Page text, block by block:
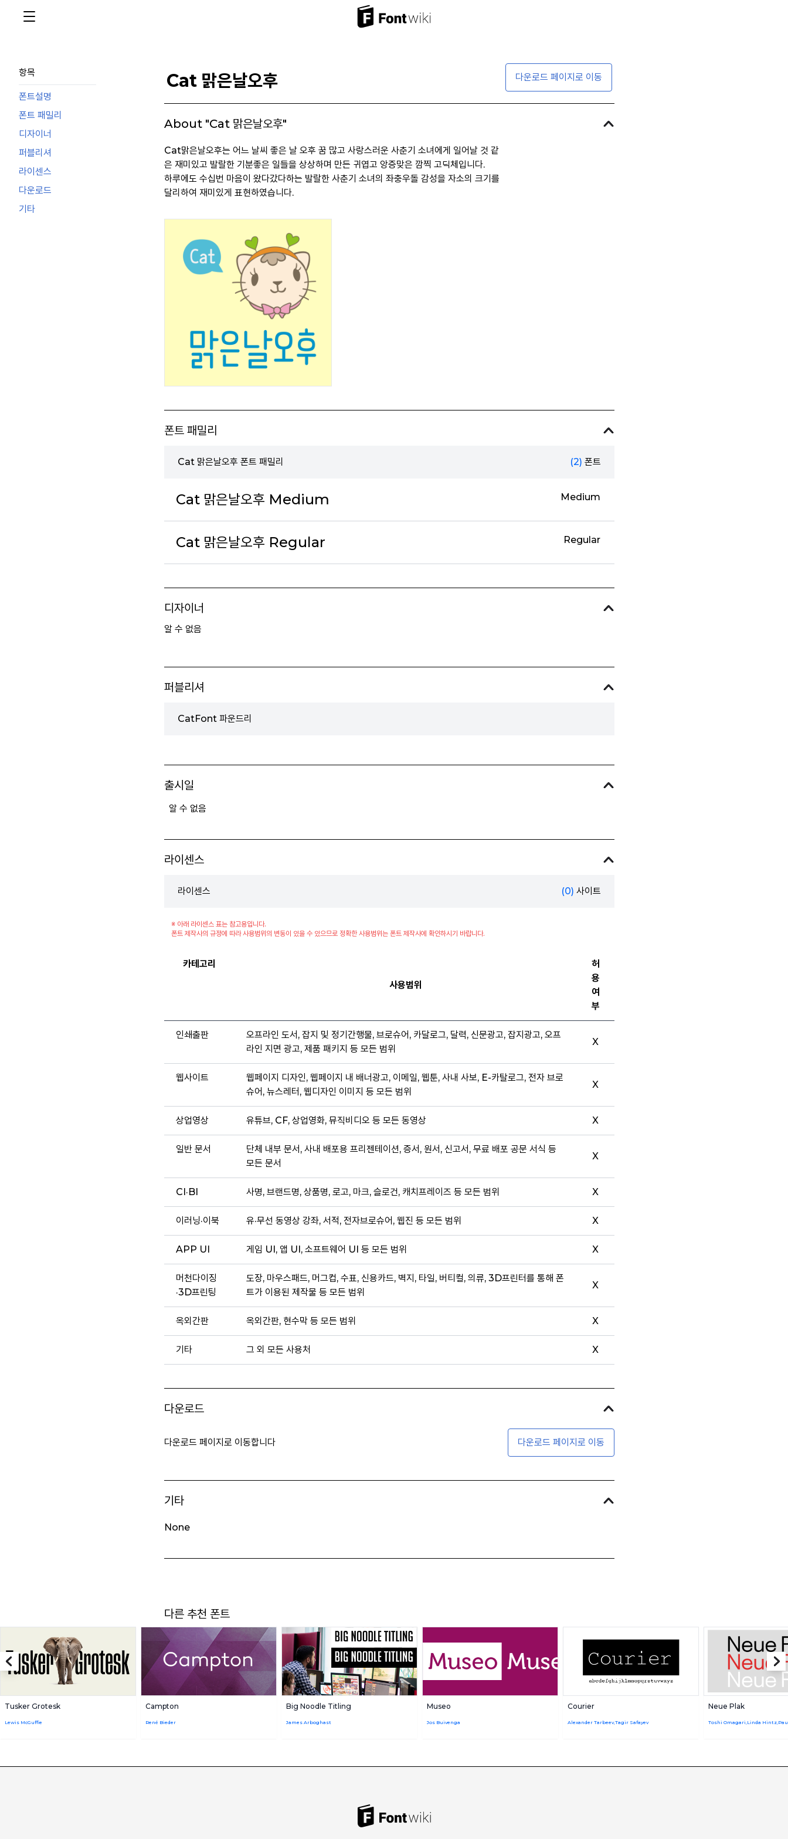
항목
폰트설명
폰트 패밀리
디자이너
퍼블리셔
라이센스
다운로드
기타
Cat 맑은날오후 다운로드 페이지로 이동
About "Cat 맑은날오후"
Cat맑은날오후는 어느 날씨 좋은 날 오후 꿈 많고 사랑스러운 사춘기 소녀에게 일어날 것 같
은 재미있고 발랄한 기분좋은 일들을 상상하며 만든 귀엽고 앙증맞은 깜찍 고딕체입니다.
하루에도 수십번 마음이 왔다갔다하는 발랄한 사춘기 소녀의 좌충우돌 감성을 자소의 크기를
달리하여 재미있게 표현하였습니다.
폰트 패밀리
Cat 맑은날오후 폰트 패밀리 (2) 폰트
Cat 맑은날오후 Medium Medium
Cat 맑은날오후 Regular Regular
디자이너
알 수 없음
퍼블리셔
CatFont 파운드리
출시일
알 수 없음
라이센스
라이센스 (0) 사이트
※ 아래 라이센스 표는 참고용입니다.
폰트 제작사의 규정에 따라 사용범위의 변동이 있을 수 있으므로 정확한 사용범위는 폰트 제작사에 확인하시기 바랍니다.
카테고리
사용범위
허
용
여
부
인쇄출판
오프라인 도서, 잡지 및 정기간행물, 브로슈어, 카달로그, 달력, 신문광고, 잡지광고, 오프
라인 지면 광고, 제품 패키지 등 모든 범위
X
웹사이트
웹페이지 디자인, 웹페이지 내 배너광고, 이메일, 웹툰, 사내 사보, E-카탈로그, 전자 브로
슈어, 뉴스레터, 웹디자인 이미지 등 모든 범위
X
상업영상 유튜브, CF, 상업영화, 뮤직비디오 등 모든 동영상 X
일반 문서
단체 내부 문서, 사내 배포용 프리젠테이션, 증서, 원서, 신고서, 무료 배포 공문 서식 등
모든 문서
X
CI·BI 사명, 브랜드명, 상품명, 로고, 마크, 슬로건, 캐치프레이즈 등 모든 범위 X
이러닝·이북 유·무선 동영상 강좌, 서적, 전자브로슈어, 웹진 등 모든 범위 X
APP UI 게임 UI, 앱 UI, 소프트웨어 UI 등 모든 범위 X
머천다이징
·3D프린팅
도장, 마우스패드, 머그컵, 수표, 신용카드, 벽지, 타일, 버티컬, 의류, 3D프린터를 통해 폰
트가 이용된 제작물 등 모든 범위
X
옥외간판 옥외간판, 현수막 등 모든 범위 X
기타 그 외 모든 사용처 X
다운로드
다운로드 페이지로 이동합니다 다운로드 페이지로 이동
기타
None
다른 추천 폰트
Tusker Grotesk
Lewis McGuffie
Campton
René Bieder
Big Noodle Titling
James Arboghast
Museo
Jos Buivenga
Courier
Alexander Tarbeev,Tagir Safayev
Neue Plak
Toshi Omagari,Linda